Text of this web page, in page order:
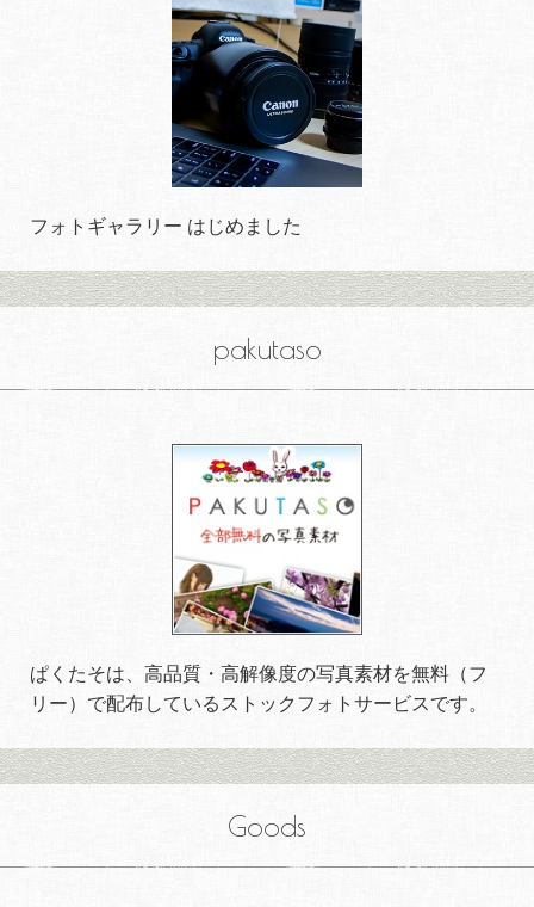
フォトギャラリー はじめました
pakutaso
ぱくたそは、高品質・高解像度の写真素材を無料（フ
リー）で配布しているストックフォトサービスです。
Goods